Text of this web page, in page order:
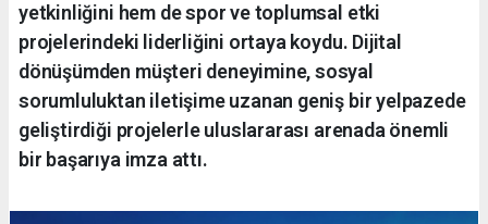
yetkinliğini hem de spor ve toplumsal etki
projelerindeki liderliğini ortaya koydu. Dijital
dönüşümden müşteri deneyimine, sosyal
sorumluluktan iletişime uzanan geniş bir yelpazede
geliştirdiği projelerle uluslararası arenada önemli
bir başarıya imza attı.